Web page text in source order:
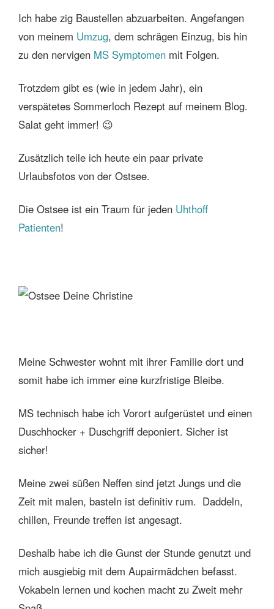
Ich habe zig Baustellen abzuarbeiten. Angefangen
von meinem Umzug, dem schrägen Einzug, bis hin
zu den nervigen MS Symptomen mit Folgen.
Trotzdem gibt es (wie in jedem Jahr), ein
verspätetes Sommerloch Rezept auf meinem Blog.
Salat geht immer! 😉
Zusätzlich teile ich heute ein paar private
Urlaubsfotos von der Ostsee.
Die Ostsee ist ein Traum für jeden Uhthoff
Patienten!
Meine Schwester wohnt mit ihrer Familie dort und
somit habe ich immer eine kurzfristige Bleibe.
MS technisch habe ich Vorort aufgerüstet und einen
Duschhocker + Duschgriff deponiert. Sicher ist
sicher!
Meine zwei süßen Neffen sind jetzt Jungs und die
Zeit mit malen, basteln ist definitiv rum. Daddeln,
chillen, Freunde treffen ist angesagt.
Deshalb habe ich die Gunst der Stunde genutzt und
mich ausgiebig mit dem Aupairmädchen befasst.
Vokabeln lernen und kochen macht zu Zweit mehr